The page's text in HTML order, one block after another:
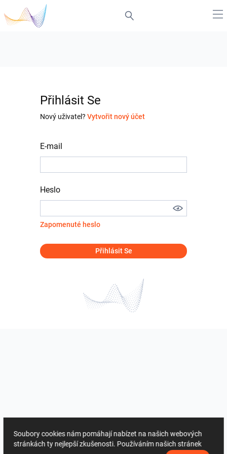
Přihlásit Se
Nový uživatel? Vytvořit nový účet
E-mail
Heslo
Zapomenuté heslo
Přihlásit Se
Soubory cookies nám pomáhají nabízet na našich webových
stránkách ty nejlepší zkušenosti. Používáním našich stránek